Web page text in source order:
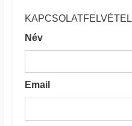
KAPCSOLATFELVÉTEL
Név
Email